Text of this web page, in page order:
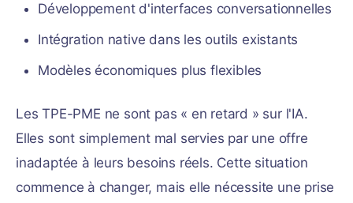
Développement d'interfaces conversationnelles
Intégration native dans les outils existants
Modèles économiques plus flexibles
Les TPE-PME ne sont pas « en retard » sur l'IA.
Elles sont simplement mal servies par une offre
inadaptée à leurs besoins réels. Cette situation
commence à changer, mais elle nécessite une prise